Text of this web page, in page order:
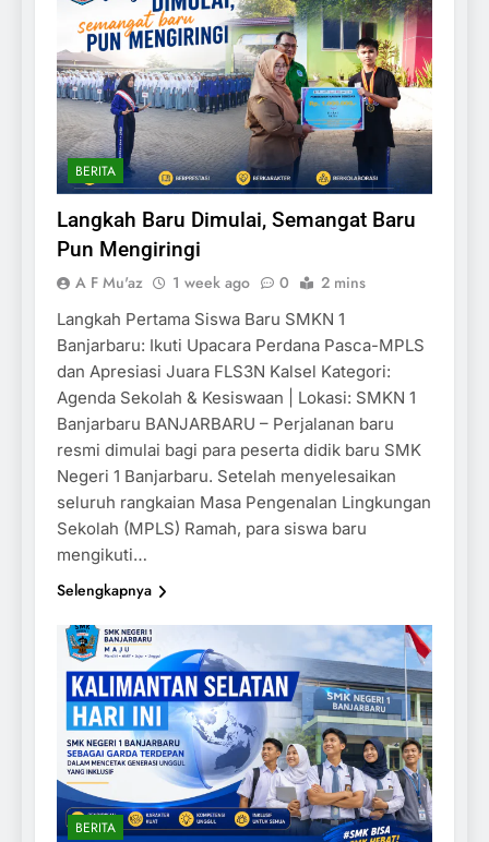
BERITA
Langkah Baru Dimulai, Semangat Baru
Pun Mengiringi
A F Mu'az 1 week ago 0 2 mins
Langkah Pertama Siswa Baru SMKN 1
Banjarbaru: Ikuti Upacara Perdana Pasca-MPLS
dan Apresiasi Juara FLS3N Kalsel Kategori:
Agenda Sekolah & Kesiswaan | Lokasi: SMKN 1
Banjarbaru BANJARBARU – Perjalanan baru
resmi dimulai bagi para peserta didik baru SMK
Negeri 1 Banjarbaru. Setelah menyelesaikan
seluruh rangkaian Masa Pengenalan Lingkungan
Sekolah (MPLS) Ramah, para siswa baru
mengikuti…
Selengkapnya
BERITA